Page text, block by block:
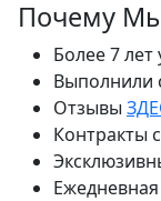
Почему
Более 7
Выполнили
Отзывы
Контракты